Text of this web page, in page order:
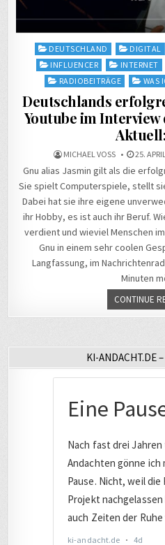
Posted
in
DEUTSCHLAND DIGITAL
INFLUENCER
INTERNET
RADIOBEITRÄGE
WAS
Deutschlands
Youtube im Interview
MICHAEL VOSS 25.
Gnu alias Jasmin gilt als die
Sie spielt Computerspiele, stellt
Dabei hat sie ihre eigene
ihr Hobby, es ist auch ihr Beruf.
verdient und wieviel Menschen
Gnu in einem sehr coolen
Langfassung, im
Minuten
CONTINUE
KI-ANDACHT.DE